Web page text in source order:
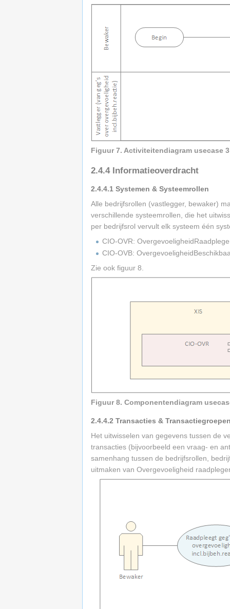
Figuur 7. Activiteitendiagram usecase 3
2.4.4Informatieoverdracht
2.4.4.1 Systemen & Systeemrollen
Alle bedrijfsrollen (vastlegger, bewaker)
verschillende systeemrollen, die het
per bedrijfsrol vervult elk systeem één
CIO-OVR:
CIO-OVB:
Zie ook figuur 8.
Figuur 8. Componentendiagram
2.4.4.2 Transacties &
Het uitwisselen van gegevens tussen de
transacties (bijvoorbeeld een vraag- en
samenhang tussen de bedrijfsrollen,
uitmaken van Overgevoeligheid